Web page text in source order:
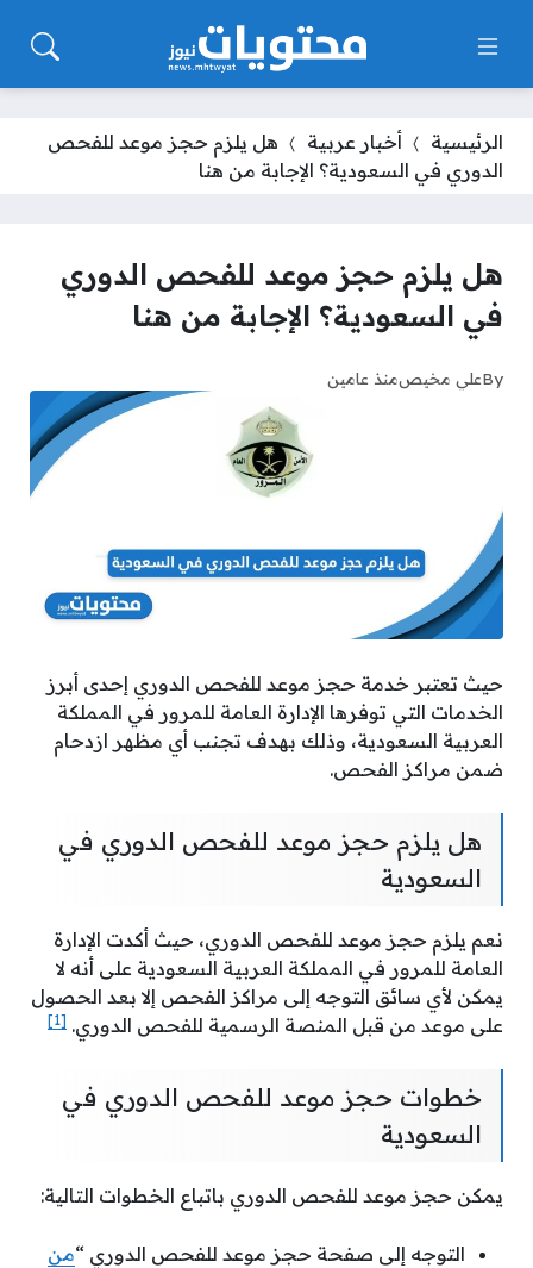
الرئيسية أخبار عربية
هل يلزم حجز موعد للفحص
الدوري في السعودية؟ الإجابة من هنا
هل يلزم حجز موعد للفحص الدوري
في السعودية؟ الإجابة من هنا
Byعلي مخيصمنذ عامين
حيث تعتبر خدمة حجز موعد للفحص الدوري إحدى أبرز
الخدمات التي توفرها الإدارة العامة للمرور في المملكة
العربية السعودية، وذلك بهدف تجنب أي مظهر ازدحام
ضمن مراكز الفحص.
هل يلزم حجز موعد للفحص الدوري في
السعودية
نعم يلزم حجز موعد للفحص الدوري، حيث أكدت الإدارة
العامة للمرور في المملكة العربية السعودية على أنه لا
يمكن لأي سائق التوجه إلى مراكز الفحص إلا بعد الحصول
على موعد من قبل المنصة الرسمية للفحص الدوري. [1]
خطوات حجز موعد للفحص الدوري في
السعودية
يمكن حجز موعد للفحص الدوري باتباع الخطوات التالية:
التوجه إلى صفحة حجز موعد للفحص الدوري “من